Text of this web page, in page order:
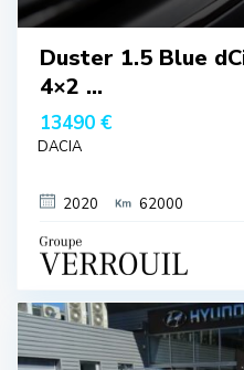
Duster 1.5 Blue
4×2 ...
13490 €
DACIA
2020 62000